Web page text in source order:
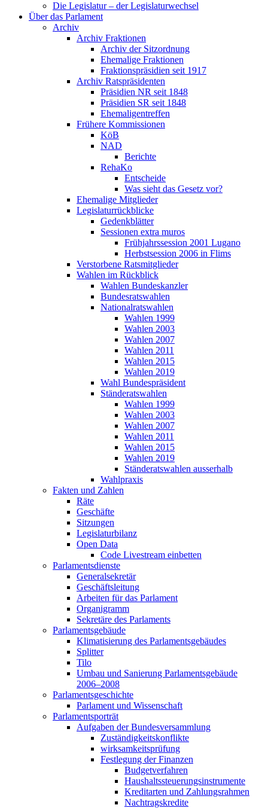
Die Legislatur – der Legislaturwechsel
Über das Parlament
Archiv
Archiv Fraktionen
Archiv der Sitzordnung
Ehemalige Fraktionen
Fraktionspräsidien seit 1917
Archiv Ratspräsidenten
Präsidien NR seit 1848
Präsidien SR seit 1848
Ehemaligentreffen
Frühere Kommissionen
KöB
NAD
Berichte
RehaKo
Entscheide
Was sieht das Gesetz vor?
Ehemalige Mitglieder
Legislaturrückblicke
Gedenkblätter
Sessionen extra muros
Frühjahrssession 2001 Lugano
Herbstsession 2006 in Flims
Verstorbene Ratsmitglieder
Wahlen im Rückblick
Wahlen Bundeskanzler
Bundesratswahlen
Nationalratswahlen
Wahlen 1999
Wahlen 2003
Wahlen 2007
Wahlen 2011
Wahlen 2015
Wahlen 2019
Wahl Bundespräsident
Ständeratswahlen
Wahlen 1999
Wahlen 2003
Wahlen 2007
Wahlen 2011
Wahlen 2015
Wahlen 2019
Ständeratswahlen ausserhalb
Wahlpraxis
Fakten und Zahlen
Räte
Geschäfte
Sitzungen
Legislaturbilanz
Open Data
Code Livestream einbetten
Parlamentsdienste
Generalsekretär
Geschäftsleitung
Arbeiten für das Parlament
Organigramm
Sekretäre des Parlaments
Parlamentsgebäude
Klimatisierung des Parlamentsgebäudes
Splitter
Tilo
Umbau und Sanierung Parlamentsgebäude
2006–2008
Parlamentsgeschichte
Parlament und Wissenschaft
Parlamentsporträt
Aufgaben der Bundesversammlung
Zuständigkeitskonflikte
wirksamkeitsprüfung
Festlegung der Finanzen
Budgetverfahren
Haushaltssteuerungsinstrumente
Kreditarten und Zahlungsrahmen
Nachtragskredite